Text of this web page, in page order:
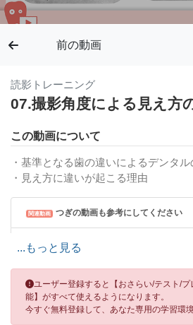
前の動画
読影トレーニング
07.撮影角度による見え方
この動画について
・基準となる歯の違いによるデンタ
・見え方に違いが起こる理由
関連動画 つぎの動画も参考にしてください
X線写真撮影 03.下顎大臼歯の撮影手順
...もっと見る
ユーザー登録すると【おさらい/テスト/
能】がすべて使えるようになります。
今すぐ無料登録して、あなた専用の学習環